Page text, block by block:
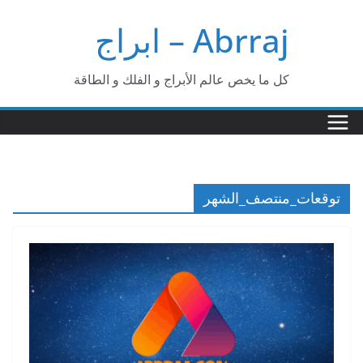
Abrraj – ابراج
كل ما يخص عالم الأبراج و الفلك و الطاقة
توقعات_منتصف_الشهر